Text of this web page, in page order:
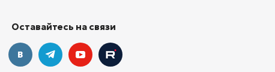
Оставайтесь на связи